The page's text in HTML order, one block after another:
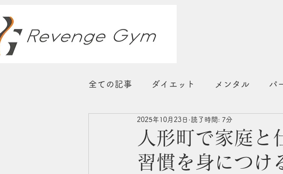
全ての記事 ダイエット メンタル パ
ストレス対策 習慣化
人形町で家庭と
習慣を身につけ
2025年10月23日 読了時間: 7分